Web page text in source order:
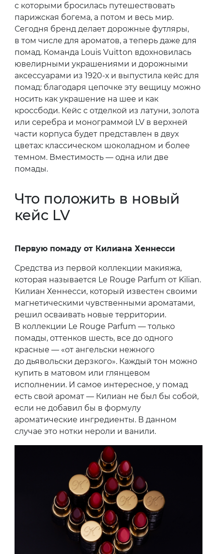
с которыми бросилась путешествовать
парижская богема, а потом и весь мир.
Сегодня бренд делает дорожные футляры,
в том числе для ароматов, а теперь даже для
помад. Команда Louis Vuitton вдохновилась
ювелирными украшениями и дорожными
аксессуарами из 1920-х и выпустила кейс для
помад: благодаря цепочке эту вещицу можно
носить как украшение на шее и как
кроссбоди. Кейс с отделкой из латуни, золота
или серебра и монограммой LV в верхней
части корпуса будет представлен в двух
цветах: классическом шоколадном и более
темном. Вместимость — одна или две
помады.
Что положить в новый
кейс LV
Первую помаду от Килиана Хеннесси
Средства из первой коллекции макияжа,
которая называется Le Rouge Parfum от Kilian.
Килиан Хеннесси, который известен своими
магнетическими чувственными ароматами,
решил осваивать новые территории.
В коллекции Le Rouge Parfum — только
помады, оттенков шесть, все до одного
красные — «от ангельски нежного
до дьявольски дерзкого». Каждый тон можно
купить в матовом или глянцевом
исполнении. И самое интересное, у помад
есть свой аромат — Килиан не был бы собой,
если не добавил бы в формулу
ароматические ингредиенты. В данном
случае это нотки нероли и ванили.